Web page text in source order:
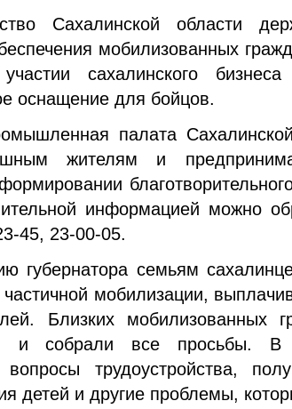
Сахалинской области
мобилизованных
сахалинского
оснащение для бойцов.
палата
жителям и
информацией можно
45, 23-00-05.
губернатора семьям
частичной мобилизации,
Близких мобилизованных
и собрали все просьбы. В
трудоустройства,
детей и другие проблемы,